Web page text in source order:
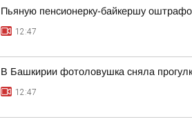
Пьяную пенсионерку-байкершу
12:47
В Башкирии фотоловушка сняла
12:47